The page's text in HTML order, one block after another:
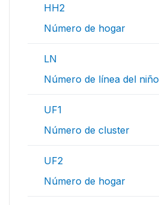
HH2
Número de hogar
LN
Número de línea del niño
UF1
Número de cluster
UF2
Número de hogar